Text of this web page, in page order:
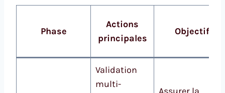
Phase
Actions
principales
Objectif
Validation
multi-